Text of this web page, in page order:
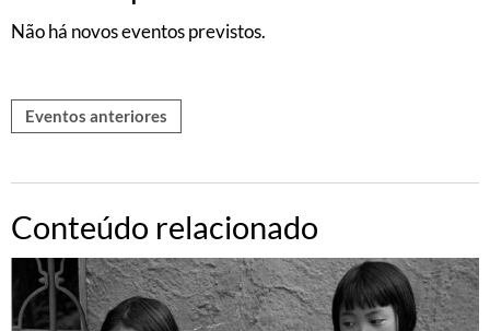
Não há novos eventos previstos.
Eventos anteriores
Conteúdo relacionado